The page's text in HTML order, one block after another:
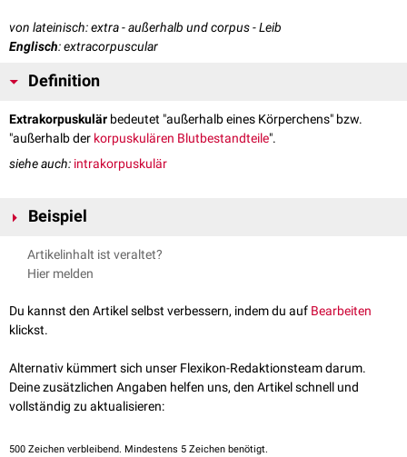
von lateinisch: extra - außerhalb und corpus - Leib
Englisch: extracorpuscular
Definition
Extrakorpuskulär bedeutet "außerhalb eines Körperchens" bzw.
"außerhalb der korpuskulären Blutbestandteile".
siehe auch: intrakorpuskulär
Beispiel
Extrakorpuskuläre hämolytische Anämie
Artikelinhalt ist veraltet?
Hier melden
Du kannst den Artikel selbst verbessern, indem du auf Bearbeiten
klickst.
Alternativ kümmert sich unser Flexikon-Redaktionsteam darum.
Deine zusätzlichen Angaben helfen uns, den Artikel schnell und
vollständig zu aktualisieren:
500 Zeichen verbleibend. Mindestens 5 Zeichen benötigt.